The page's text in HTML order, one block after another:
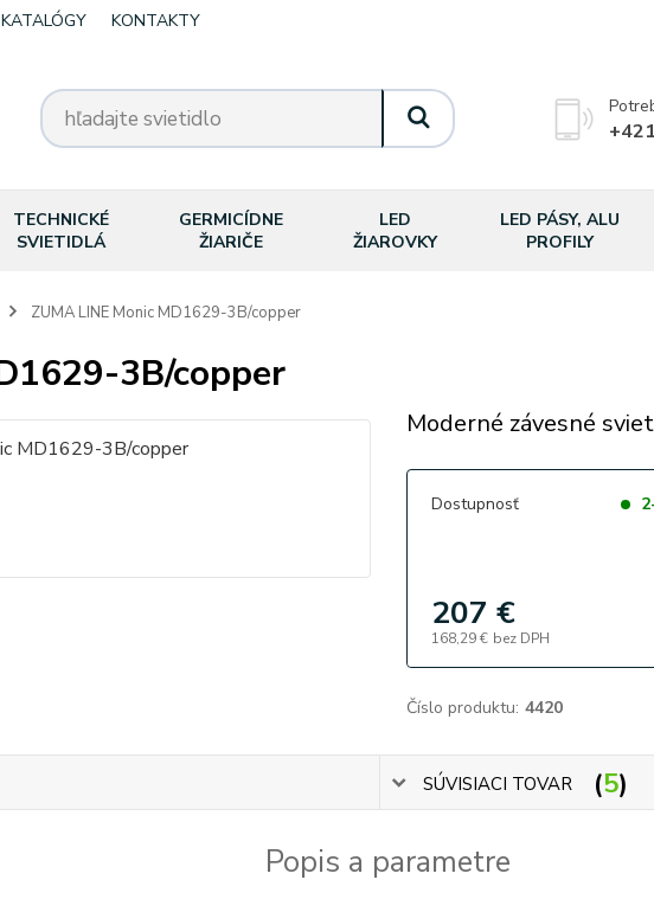
KATALÓGY KONTAKTY
TECHNICKÉ
SVIETIDLÁ
GERMICÍDNE
ŽIARIČE
LED
ŽIAROVKY
LED PÁSY, ALU
PROFILY
ZUMA LINE Monic MD1629-3B/copper
3B/copper
Moderné závesné
Dostupnosť
207 €
168,29 € bez DPH
Číslo produktu: 4420
SÚVISIACI TOVAR 5
Popis a parametre